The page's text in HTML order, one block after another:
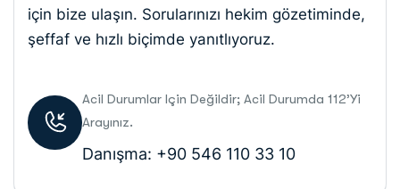
için bize ulaşın. Sorularınızı hekim gözetiminde,
şeffaf ve hızlı biçimde yanıtlıyoruz.
Acil Durumlar Için Değildir; Acil Durumda 112’yi
Arayınız.
Danışma: +90 546 110 33 10